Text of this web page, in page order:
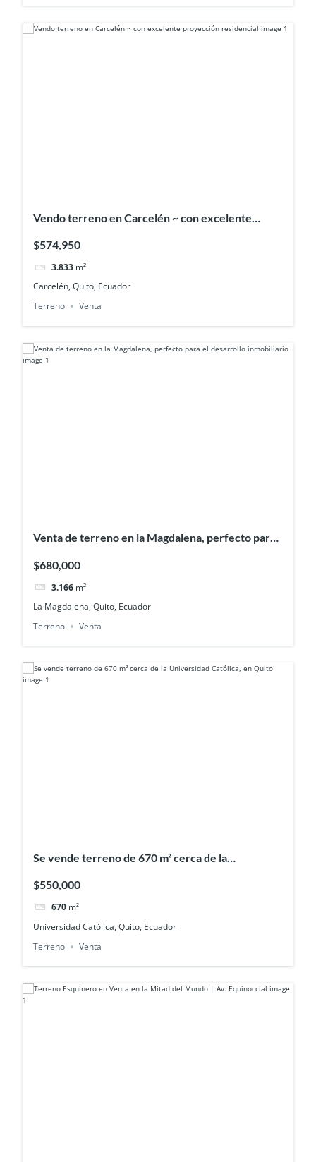
Vendo terreno en Carcelén ~ con excelente
$574,950
3.833 m²
Carcelén, Quito, Ecuador
Terreno
Venta
Venta de terreno en la Magdalena, perfecto para
$680,000
3.166 m²
La Magdalena, Quito, Ecuador
Terreno
Venta
Se vende terreno de 670 m² cerca de la
$550,000
670 m²
Universidad Católica, Quito, Ecuador
Terreno
Venta